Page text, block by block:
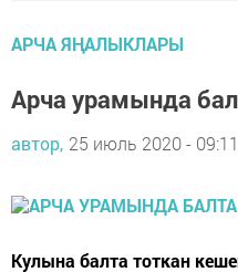
АРЧА ЯҢАЛЫКЛАРЫ
Арча урамында
автор, 25 июль 2020 - 09:11
Кулына балта тоткан